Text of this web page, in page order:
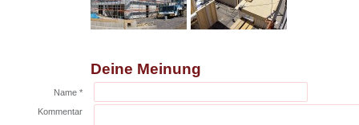
Deine Meinung
Name *
Kommentar